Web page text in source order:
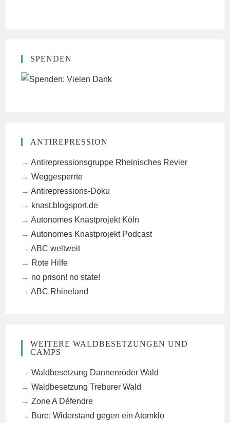
SPENDEN
ANTIREPRESSION
Antirepressionsgruppe Rheinisches Revier
Weggesperrte
Antirepressions-Doku
knast.blogsport.de
Autonomes Knastprojekt Köln
Autonomes Knastprojekt Podcast
ABC weltweit
Rote Hilfe
no prison! no state!
ABC Rhineland
WEITERE WALDBESETZUNGEN UND
CAMPS
Waldbesetzung Dannenröder Wald
Waldbesetzung Treburer Wald
Zone A Défendre
Bure: Widerstand gegen ein Atomklo